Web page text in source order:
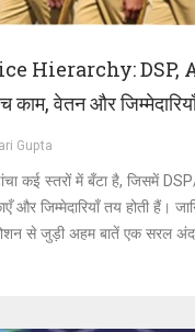
Hierarchy: DSP,
काम, वेतन और
Gupta
कई स्तरों में बँटा है, जिसमें
और जिम्मेदारियाँ तय होती हैं।
से जुड़ी अहम बातें एक सरल